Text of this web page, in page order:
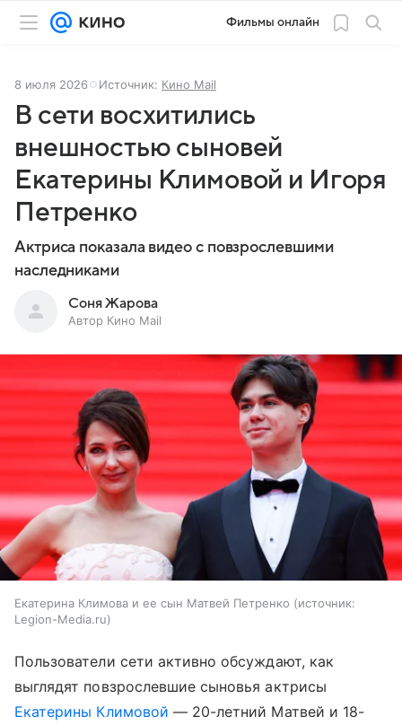
Фильмы онлайн
8 июля 2026 Источник: Кино Mail
В сети восхитились
внешностью сыновей
Екатерины Климовой и Игоря
Петренко
Актриса показала видео с повзрослевшими
наследниками
Соня Жарова
Автор Кино Mail
Екатерина Климова и ее сын Матвей Петренко
источник:
Legion-Media.ru
Пользователи сети активно обсуждают, как
выглядят повзрослевшие сыновья актрисы
Екатерины Климовой — 20-летний Матвей и 18-